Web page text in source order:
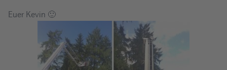
Euer Kevin 🙂